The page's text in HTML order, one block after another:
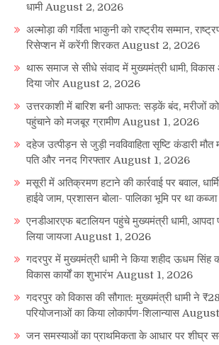
धामी August 2, 2026
अल्मोड़ा की गर्विता भाकुनी को राष्ट्रीय सम्मान,
रिसेप्शन में करेंगी शिरकत August 2, 2026
थारू समाज से सीधे संवाद में मुख्यमंत्री धामी,
दिया जोर August 2, 2026
उत्तरकाशी में बारिश बनी आफत: सड़कें बंद, मरीजों
पहुंचाने को मजबूर ग्रामीण August 1, 2026
दहेज उत्पीड़न से जुड़ी नवविवाहिता सृष्टि कंडारी मौत
पति और ननद गिरफ्तार August 1, 2026
मसूरी में अतिक्रमण हटाने की कार्रवाई पर बवाल,
हाईवे जाम, प्रशासन बोला- पालिका भूमि पर था कब्जा
एनडीआरएफ बटालियन पहुंचे मुख्यमंत्री धामी, आपदा
लिया जायजा August 1, 2026
गदरपुर में मुख्यमंत्री धामी ने किया शहीद ऊधम सिंह
विकास कार्यों का शुभारंभ August 1, 2026
गदरपुर को विकास की सौगात: मुख्यमंत्री धामी ने
परियोजनाओं का किया लोकार्पण-शिलान्यास
जन समस्याओं का प्राथमिकता के आधार पर शीघ्र